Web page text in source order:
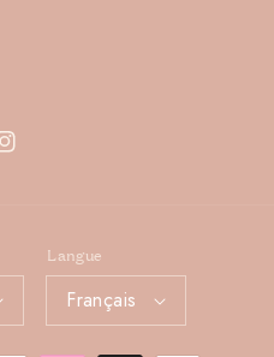
Langue
Français